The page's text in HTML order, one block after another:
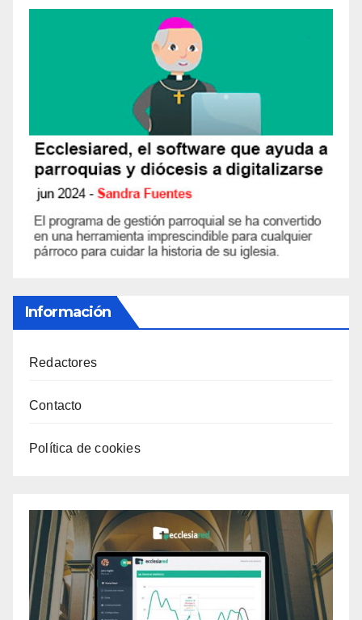
Información
Redactores
Contacto
Política de cookies